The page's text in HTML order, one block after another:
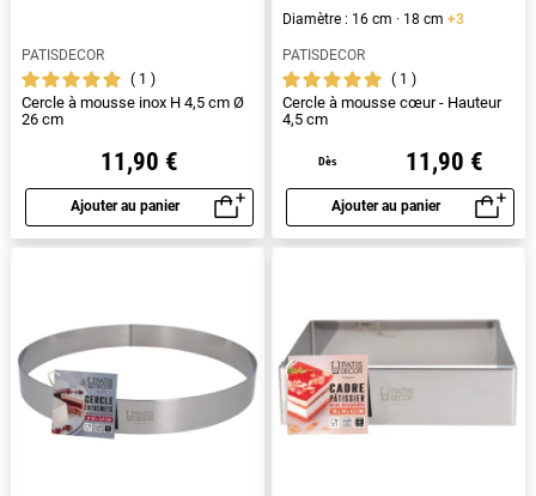
PATISDECOR
1
Cercle à mousse inox H 4,5 cm Ø
26 cm
11,90 €
Ajouter au panier
Aperçu rapide
Diamètre : 16 cm · 18 cm +3
PATISDECOR
1
Cercle à mousse cœur - Hauteur
4,5 cm
Dès 11,90 €
Ajouter au panier
Aperçu rapide